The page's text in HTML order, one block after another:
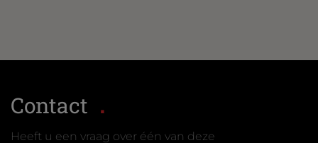
Contact
Heeft u een vraag over één van deze